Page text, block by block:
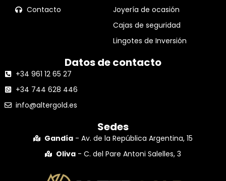
Contacto
Joyería de ocasión
Cajas de seguridad
Lingotes de Inversión
Datos de contacto
+34 961 12 65 27
+34 744 628 446
info@altergold.es
Sedes
Gandía - Av. de la República Argentina, 15
Oliva - C. del Pare Antoni Salelles, 3